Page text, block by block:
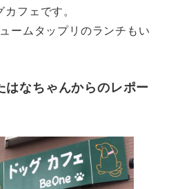
フェです。
ームタップリのランチもい
はなちゃんからのレポー